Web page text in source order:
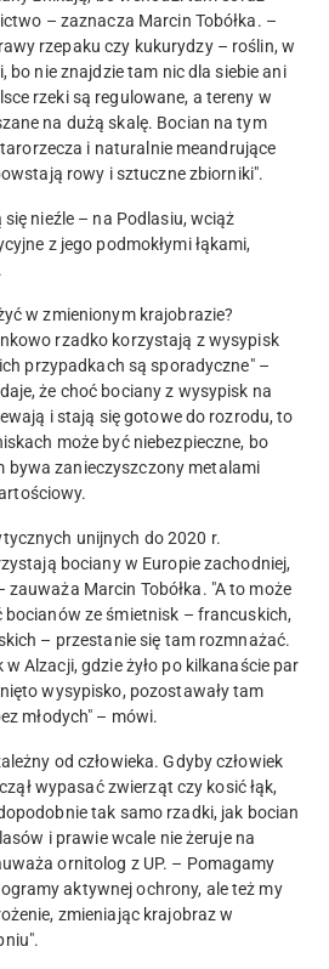
– zaznacza Marcin Tobółka. –
rzepaku czy kukurydzy – roślin, w
bo nie znajdzie tam nic dla siebie ani
rzeki są regulowane, a tereny w
na dużą skalę. Bocian na tym
i naturalnie meandrujące
rowy i sztuczne zbiorniki".
nieźle – na Podlasiu, wciąż
z jego podmokłymi łąkami,
w zmienionym krajobrazie?
rzadko korzystają z wysypisk
przypadkach są sporadyczne" –
że choć bociany z wysypisk na
i stają się gotowe do rozrodu, to
może być niebezpieczne, bo
bywa zanieczyszczony metalami
unijnych do 2020 r.
bociany w Europie zachodniej,
Marcin Tobółka. "A to może
bocianów ze śmietnisk – francuskich,
– przestanie się tam rozmnażać.
Alzacji, gdzie żyło po kilkanaście par
wysypisko, pozostawały tam
młodych" – mówi.
od człowieka. Gdyby człowiek
wypasać zwierząt czy kosić łąk,
tak samo rzadki, jak bocian
i prawie wcale nie żeruje na
ornitolog z UP. – Pomagamy
aktywnej ochrony, ale też my
zmieniając krajobraz w